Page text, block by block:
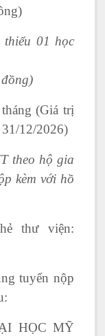
01 học
(Giá trị
12/2026)
theo hộ gia
kèm với hồ
thư viện:
tuyển nộp
HỌC MỸ